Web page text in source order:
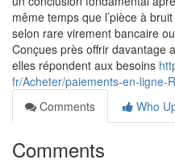
même temps que l’pièce à
selon rare virement bancaire
Conçues près offrir davantage
elles répondent aux besoins
fr/Acheter/paiements-en-ligne-
Comments
Who
Comments